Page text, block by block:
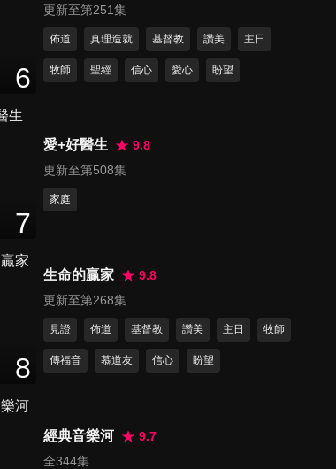
第500集 鬱火新生
第501集 最懂我的祢
54
第503集 人生恆春
51分鐘
6
更新至第251集
佈道 真理造就 基督教 讚美 主日
牧師 聖經 信心 愛心 盼望
7
愛+好醫生
9.8
更新至第508集
家庭
8
生命的贏家
9.8
更新至第268集
見證 佈道 基督教 讚美 主日 牧師
傳福音 慕道友 信心 盼望
經典音樂河
9.7
全344集